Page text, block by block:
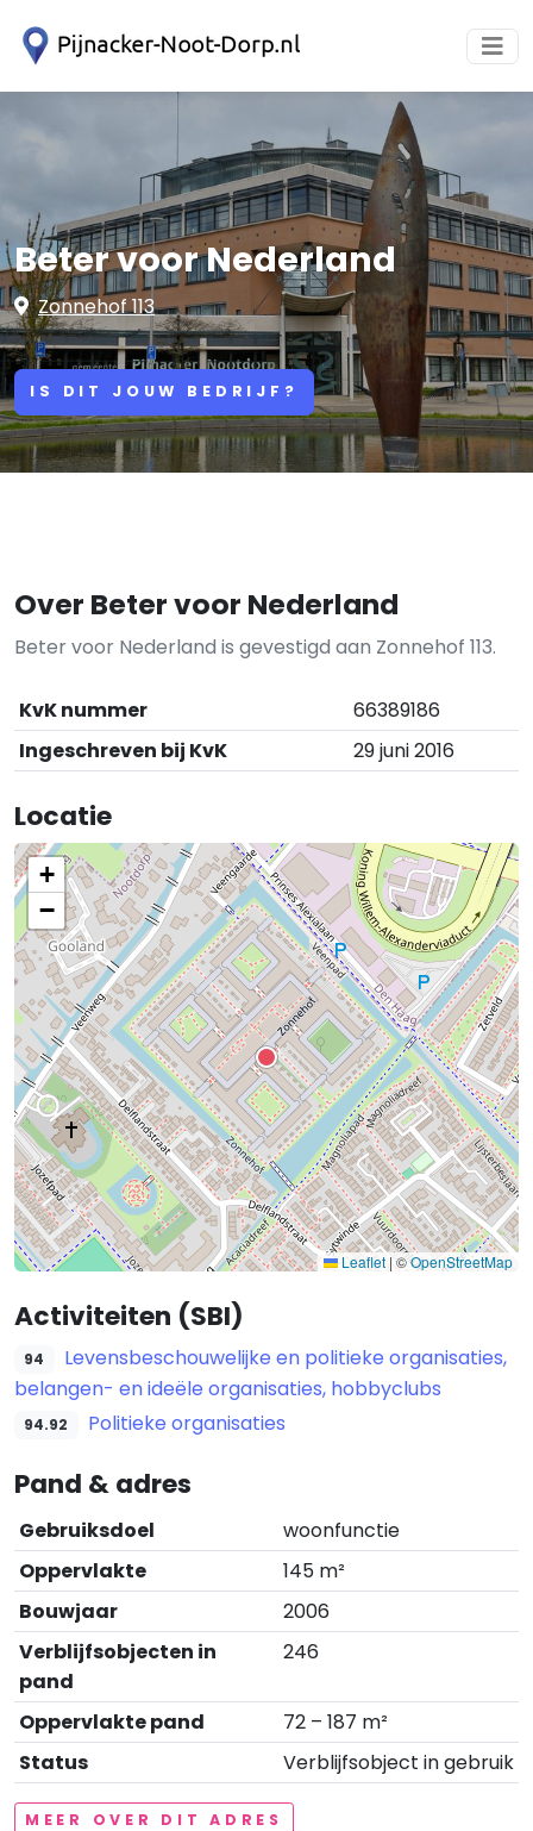
Beter voor Nederland
Zonnehof 113
IS DIT JOUW BEDRIJF?
Over Beter voor Nederland
Beter voor Nederland is gevestigd aan Zonnehof 113.
KvK nummer
66389186
Ingeschreven bij KvK
29 juni 2016
Locatie
+
−
Leaflet | ©OpenStreetMap
Activiteiten (SBI)
94
Levensbeschouwelijke en politieke organisaties,
belangen- en ideële organisaties, hobbyclubs
94.92 Politieke organisaties
Pand & adres
Gebruiksdoel
woonfunctie
Oppervlakte
145 m²
Bouwjaar
2006
Verblijfsobjecten in
pand
246
Oppervlakte pand
72 – 187 m²
Status
Verblijfsobject in gebruik
MEER OVER DIT ADRES